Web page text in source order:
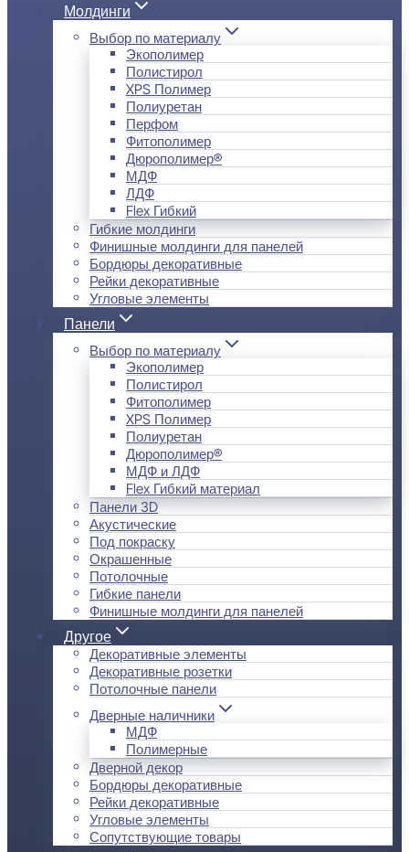
Молдинги
Выбор по материалу
Экополимер
Полистирол
XPS Полимер
Полиуретан
Перфом
Фитополимер
Дюрополимер®
МДФ
ЛДФ
Flex Гибкий
Гибкие молдинги
Финишные молдинги для панелей
Бордюры декоративные
Рейки декоративные
Угловые элементы
Панели
Выбор по материалу
Экополимер
Полистирол
Фитополимер
XPS Полимер
Полиуретан
Дюрополимер®
МДФ и ЛДФ
Flex Гибкий материал
Панели 3D
Акустические
Под покраску
Окрашенные
Потолочные
Гибкие панели
Финишные молдинги для панелей
Другое
Декоративные элементы
Декоративные розетки
Потолочные панели
Дверные наличники
МДФ
Полимерные
Дверной декор
Бордюры декоративные
Рейки декоративные
Угловые элементы
Сопутствующие товары